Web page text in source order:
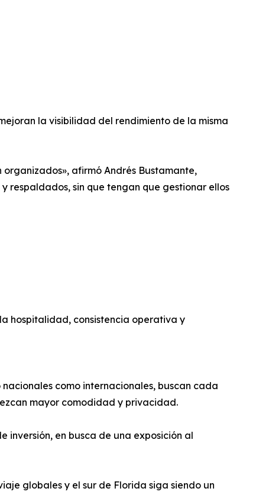
la visibilidad del rendimiento de la misma
afirmó Andrés Bustamante,
respaldados, sin que tengan que gestionar ellos
hospitalidad, consistencia operativa y
como internacionales, buscan cada
mayor comodidad y privacidad.
inversión, en busca de una exposición al
globales y el sur de Florida siga siendo un